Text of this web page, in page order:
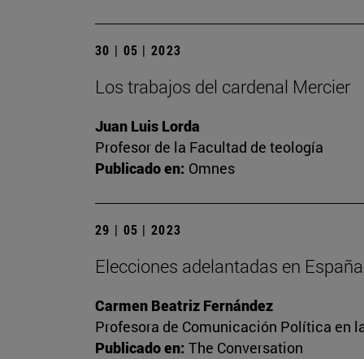
30 | 05 | 2023
Los trabajos del cardenal Mercier
Juan Luis Lorda
Profesor de la Facultad de teología
Publicado en: Omnes
29 | 05 | 2023
Elecciones adelantadas en
Carmen Beatriz Fernández
Profesora de Comunicación Política en
Publicado en: The Conversation